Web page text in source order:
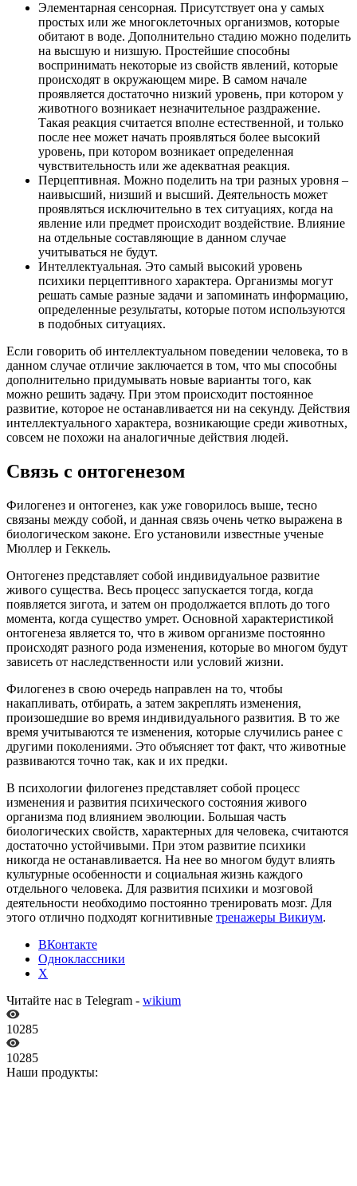
Элементарная сенсорная. Присутствует она у самых
простых или же многоклеточных организмов, которые
обитают в воде. Дополнительно стадию можно поделить
на высшую и низшую. Простейшие способны
воспринимать некоторые из свойств явлений, которые
происходят в окружающем мире. В самом начале
проявляется достаточно низкий уровень, при котором у
животного возникает незначительное раздражение.
Такая реакция считается вполне естественной, и только
после нее может начать проявляться более высокий
уровень, при котором возникает определенная
чувствительность или же адекватная реакция.
Перцептивная. Можно поделить на три разных уровня –
наивысший, низший и высший. Деятельность может
проявляться исключительно в тех ситуациях, когда на
явление или предмет происходит воздействие. Влияние
на отдельные составляющие в данном случае
учитываться не будут.
Интеллектуальная. Это самый высокий уровень
психики перцептивного характера. Организмы могут
решать самые разные задачи и запоминать информацию,
определенные результаты, которые потом используются
в подобных ситуациях.
Если говорить об интеллектуальном поведении человека, то в
данном случае отличие заключается в том, что мы способны
дополнительно придумывать новые варианты того, как
можно решить задачу. При этом происходит постоянное
развитие, которое не останавливается ни на секунду. Действия
интеллектуального характера, возникающие среди животных,
совсем не похожи на аналогичные действия людей.
Связь с онтогенезом
Филогенез и онтогенез, как уже говорилось выше, тесно
связаны между собой, и данная связь очень четко выражена в
биологическом законе. Его установили известные ученые
Мюллер и Геккель.
Онтогенез представляет собой индивидуальное развитие
живого существа. Весь процесс запускается тогда, когда
появляется зигота, и затем он продолжается вплоть до того
момента, когда существо умрет. Основной характеристикой
онтогенеза является то, что в живом организме постоянно
происходят разного рода изменения, которые во многом будут
зависеть от наследственности или условий жизни.
Филогенез в свою очередь направлен на то, чтобы
накапливать, отбирать, а затем закреплять изменения,
произошедшие во время индивидуального развития. В то же
время учитываются те изменения, которые случились ранее с
другими поколениями. Это объясняет тот факт, что животные
развиваются точно так, как и их предки.
В психологии филогенез представляет собой процесс
изменения и развития психического состояния живого
организма под влиянием эволюции. Большая часть
биологических свойств, характерных для человека, считаются
достаточно устойчивыми. При этом развитие психики
никогда не останавливается. На нее во многом будут влиять
культурные особенности и социальная жизнь каждого
отдельного человека. Для развития психики и мозговой
деятельности необходимо постоянно тренировать мозг. Для
этого отлично подходят когнитивные тренажеры Викиум.
ВКонтакте
Одноклассники
X
Читайте нас в Telegram - wikium
10285
10285
Наши продукты: